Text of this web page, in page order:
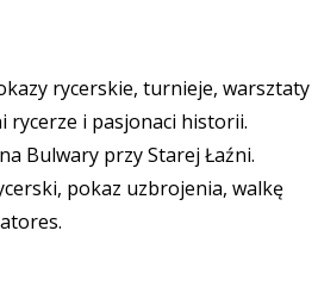
rycerskie, turnieje, warsztaty
rycerze i pasjonaci historii.
Bulwary przy Starej Łaźni.
pokaz uzbrojenia, walkę